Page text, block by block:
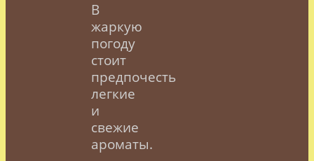
В
жаркую
погоду
стоит
предпочесть
легкие
и
свежие
ароматы.